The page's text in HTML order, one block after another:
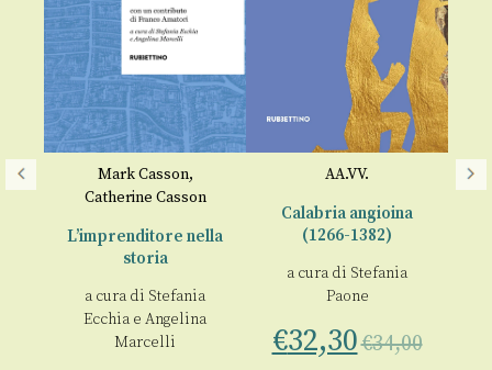
Mark Casson,
Catherine Casson
L’imprenditore nella
storia
a cura di Stefania
Ecchia e Angelina
Marcelli
AA.VV.
Calabria angioina
(1266-1382)
a cura di Stefania
Paone
€32,30€34,00